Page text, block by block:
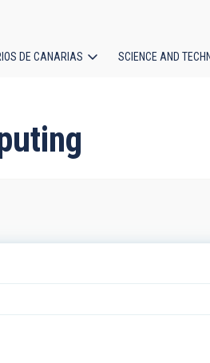
DE CANARIAS SCIENCE AND